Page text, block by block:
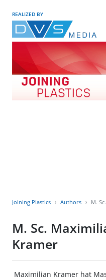
REALIZED BY
Joining Plastics Authors M.
M. Sc.
Kramer
Maximilian Kramer hat